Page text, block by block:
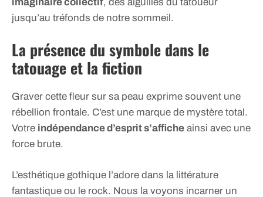
jusqu’au tréfonds de notre sommeil.
La présence du symbole dans le
tatouage et la fiction
Graver cette fleur sur sa peau exprime souvent une
rébellion frontale. C’est une marque de mystère total.
Votre indépendance d’esprit s’affiche ainsi avec une
force brute.
L’esthétique gothique l’adore dans la littérature
fantastique ou le rock. Nous la voyons incarner un